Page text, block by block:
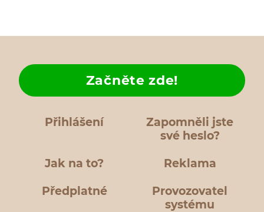
Přihlášení
Zapomněli jste
své heslo?
Jak na to?
Začněte zde!
Reklama
Předplatné
Provozovatel
systému